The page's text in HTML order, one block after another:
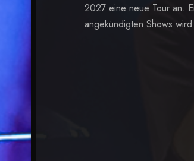
2027 eine neue Tour an.
angekündigten Shows